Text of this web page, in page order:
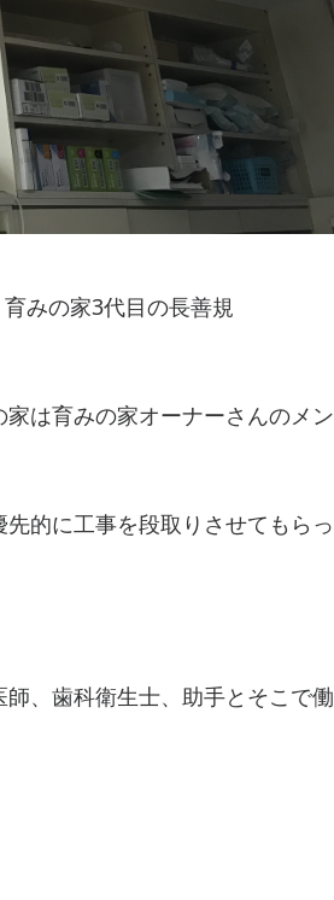
みの家3代目の長善規
は育みの家オーナーさんのメン
的に工事を段取りさせてもらっ
、歯科衛生士、助手とそこで働